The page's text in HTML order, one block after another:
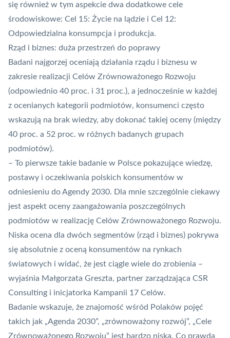
się również w tym aspekcie dwa dodatkowe cele
środowiskowe: Cel 15: Życie na lądzie i Cel 12:
Odpowiedzialna konsumpcja i produkcja.
Rząd i biznes: duża przestrzeń do poprawy
Badani najgorzej oceniają działania rządu i biznesu w
zakresie realizacji Celów Zrównoważonego Rozwoju
(odpowiednio 40 proc. i 31 proc.), a jednocześnie w każdej
z ocenianych kategorii podmiotów, konsumenci często
wskazują na brak wiedzy, aby dokonać takiej oceny (między
40 proc. a 52 proc. w różnych badanych grupach
podmiotów).
– To pierwsze takie badanie w Polsce pokazujące wiedzę,
postawy i oczekiwania polskich konsumentów w
odniesieniu do Agendy 2030. Dla mnie szczególnie ciekawy
jest aspekt oceny zaangażowania poszczególnych
podmiotów w realizację Celów Zrównoważonego Rozwoju.
Niska ocena dla dwóch segmentów (rząd i biznes) pokrywa
się absolutnie z oceną konsumentów na rynkach
światowych i widać, że jest ciągle wiele do zrobienia –
wyjaśnia Małgorzata Greszta, partner zarządzająca CSR
Consulting i inicjatorka Kampanii 17 Celów.
Badanie wskazuje, że znajomość wśród Polaków pojęć
takich jak „Agenda 2030”, „zrównoważony rozwój”, „Cele
Zrównoważonego Rozwoju” jest bardzo niska. Co prawda